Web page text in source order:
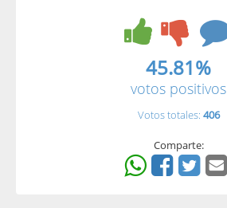
45.81%
votos positivos
Votos totales: 406
Comparte: